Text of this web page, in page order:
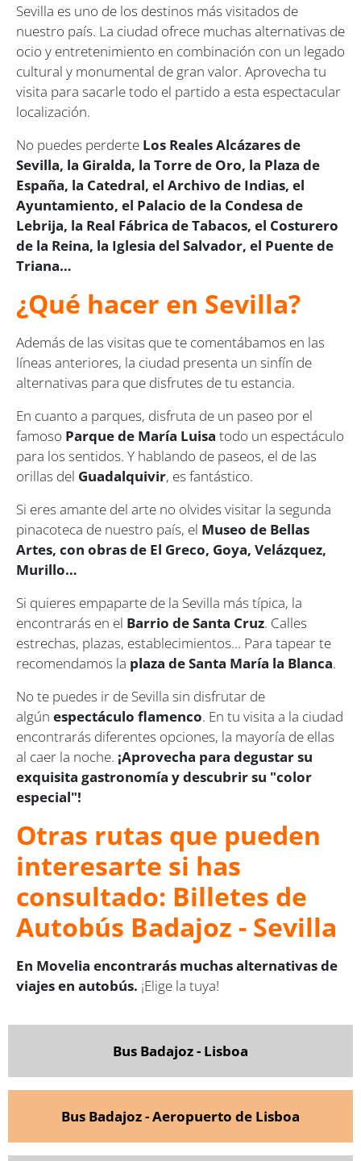
Sevilla es uno de los destinos más visitados de
nuestro país. La ciudad ofrece muchas alternativas de
ocio y entretenimiento en combinación con un legado
cultural y monumental de gran valor. Aprovecha tu
visita para sacarle todo el partido a esta espectacular
localización.
No puedes perderte Los Reales Alcázares de
Sevilla, la Giralda, la Torre de Oro, la Plaza de
España, la Catedral, el Archivo de Indias, el
Ayuntamiento, el Palacio de la Condesa de
Lebrija, la Real Fábrica de Tabacos, el Costurero
de la Reina, la Iglesia del Salvador, el Puente de
Triana…
¿Qué hacer en Sevilla?
Además de las visitas que te comentábamos en las
líneas anteriores, la ciudad presenta un sinfín de
alternativas para que disfrutes de tu estancia.
En cuanto a parques, disfruta de un paseo por el
famoso Parque de María Luisa todo un espectáculo
para los sentidos. Y hablando de paseos, el de las
orillas del Guadalquivir, es fantástico.
Si eres amante del arte no olvides visitar la segunda
pinacoteca de nuestro país, el Museo de Bellas
Artes, con obras de El Greco, Goya, Velázquez,
Murillo…
Si quieres empaparte de la Sevilla más típica, la
encontrarás en el Barrio de Santa Cruz. Calles
estrechas, plazas, establecimientos… Para tapear te
recomendamos la plaza de Santa María la Blanca.
No te puedes ir de Sevilla sin disfrutar de
algún espectáculo flamenco. En tu visita a la ciudad
encontrarás diferentes opciones, la mayoría de ellas
al caer la noche. ¡Aprovecha para degustar su
exquisita gastronomía y descubrir su "color
especial"!
Otras rutas que pueden
interesarte si has
consultado: Billetes de
Autobús Badajoz - Sevilla
En Movelia encontrarás muchas alternativas de
viajes en autobús. ¡Elige la tuya!
Bus Badajoz - Lisboa
Bus Badajoz - Aeropuerto de Lisboa